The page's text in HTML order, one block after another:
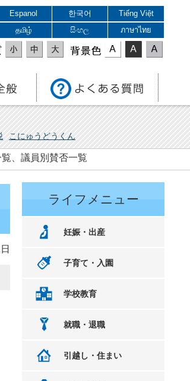
Espanol 한국어
Tiếng Việt
தமிழ் සිංහල ภาษาไทย
表示色
こにゅうどうくん
、議員別賛否一覧
ライフメニュー
妊娠・出産
子育て・入園
学校教育
就職・退職
引越し・住まい